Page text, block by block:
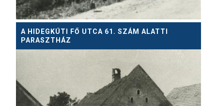
A HIDEGKÚTI FŐ UTCA 61. SZÁM ALATTI
PARASZTHÁZ